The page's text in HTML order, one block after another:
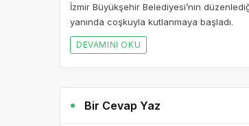
İzmir Büyükşehir Belediyesi’nin
yanında coşkuyla kutlanmaya başladı.
DEVAMINI OKU
Bir Cevap Yaz